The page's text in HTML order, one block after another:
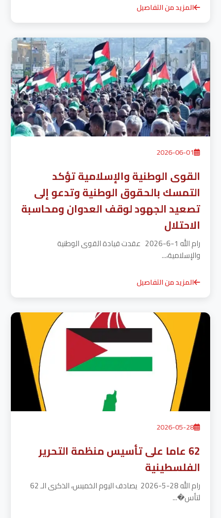
المزيد من التفاصيل
2026-06-01
القوى الوطنية والإسلامية تؤكد
التمسك بالحقوق الوطنية وتدعو إلى
تصعيد الجهود لوقف العدوان ومحاسبة
الاحتلال
رام الله 1-6-2026 عقدت قيادة القوى الوطنية
والإسلامية،...
المزيد من التفاصيل
2026-05-28
62 عاما على تأسيس منظمة التحرير
الفلسطينية
رام الله 28-5-2026 يصادف اليوم الخميس، الذكرى الـ 62
لتأس�...